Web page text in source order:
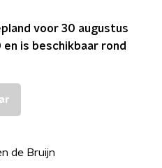
voor 30 augustus
en is beschikbaar rond
de Bruijn